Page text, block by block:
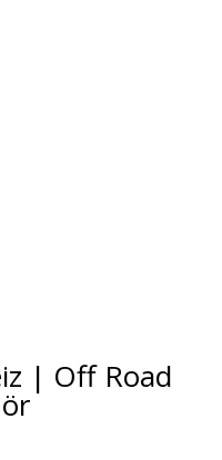
| Off Road